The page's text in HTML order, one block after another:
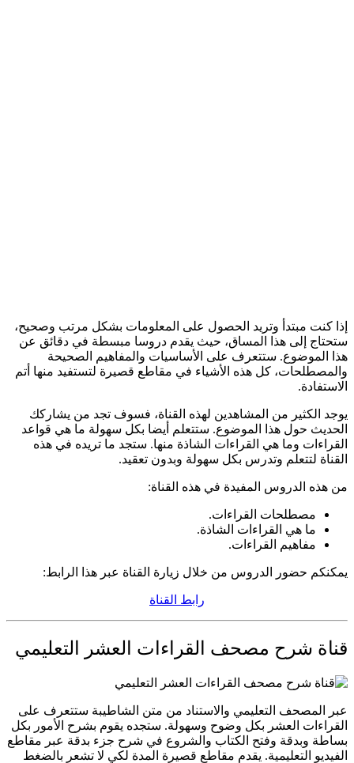
إذا كنت مبتدأ وتريد الحصول على المعلومات بشكل مرتب وصحيح،
ستحتاج إلى هذا المساق، حيث يقدم دروسا مبسطة في دقائق عن
هذا الموضوع. ستتعرف على الأساسيات والمفاهيم الصحيحة
والمصطلحات، كل هذه الأشياء في مقاطع قصيرة لتستفيد منها أتم
الاستفادة.
يوجد الكثير من المشاهدين لهذه القناة، فسوف تجد من يشاركك
الحديث حول هذا الموضوع. ستتعلم أيضا بكل سهولة ما هي قواعد
القراءات وما هي القراءات الشاذة منها. ستجد ما تريده في هذه
القناة لتتعلم وتدرس بكل سهولة وبدون تعقيد.
من هذه الدروس المفيدة في هذه القناة:
مصطلحات القراءات.
ما هي القراءات الشاذة.
مفاهيم القراءات.
يمكنكم حضور الدروس من خلال زيارة القناة عبر هذا الرابط:
رابط القناة
قناة شرح مصحف القراءات العشر التعليمي
عبر المصحف التعليمي والاستناد من متن الشاطيبة ستتعرف على
القراءات العشر بكل وضوح وسهولة. ستجده يقوم بشرح الأمور بكل
بساطة وبدقة وفتح الكتاب والشروع في شرح جزء بدقة عبر مقاطع
الفيديو التعليمية. يقدم مقاطع قصيرة المدة لكي لا تشعر بالضغط